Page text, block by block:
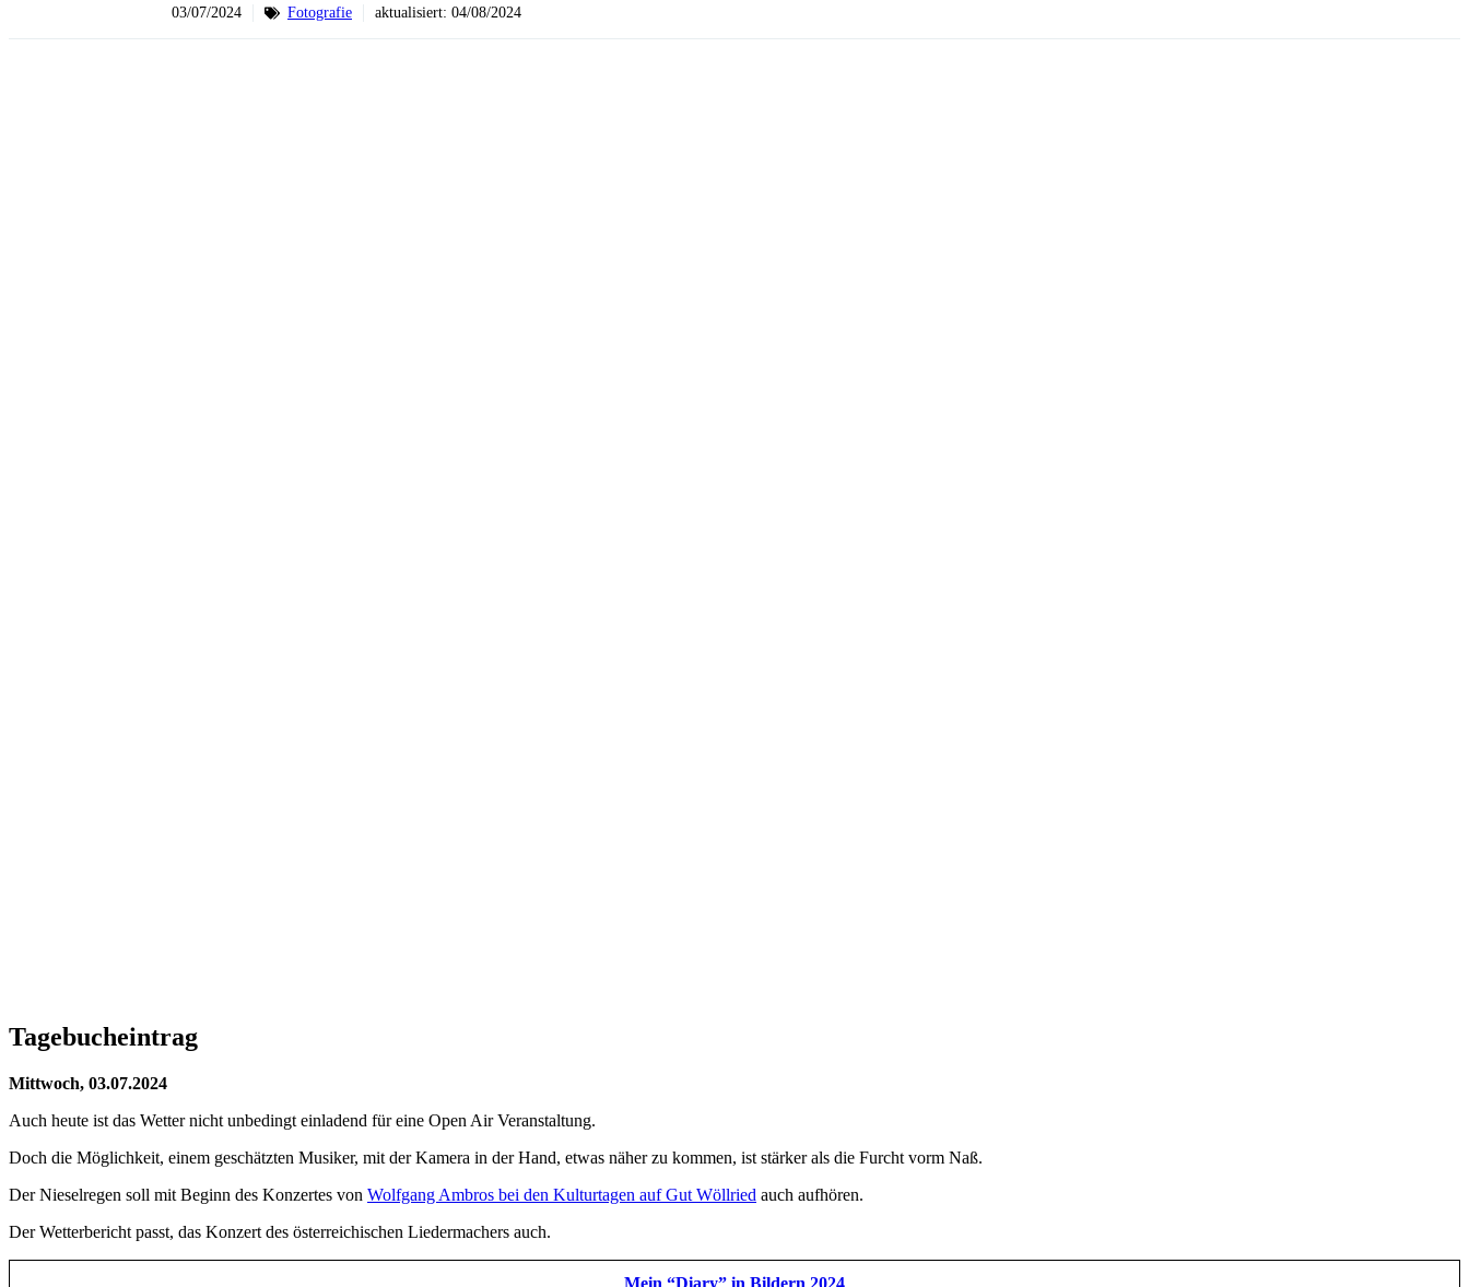
03/07/2024 Fotografie aktualisiert: 04/08/2024
Tagebucheintrag
Mittwoch, 03.07.2024
Auch heute ist das Wetter nicht unbedingt einladend für eine Open Air Veranstaltung.
Doch die Möglichkeit, einem geschätzten Musiker, mit der Kamera in der Hand, etwas näher zu kommen, ist stärker als die Furcht vorm Naß.
Der Nieselregen soll mit Beginn des Konzertes von Wolfgang Ambros bei den Kulturtagen auf Gut Wöllried auch aufhören.
Der Wetterbericht passt, das Konzert des österreichischen Liedermachers auch.
Mein “Diary” in Bildern 2024